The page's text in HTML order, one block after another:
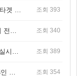
조회 393
조회 340
조회 389
조회 354